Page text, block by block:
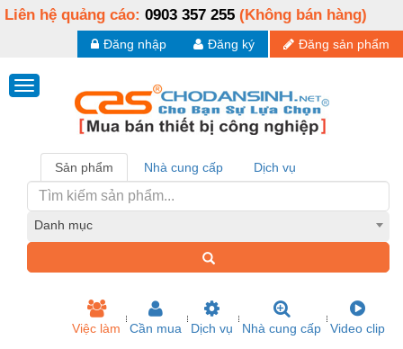
Liên hệ quảng cáo: 0903 357 255 (Không bán hàng)
Đăng sản phẩm
Đăng ký
Đăng nhập
Sản phẩm Nhà cung cấp Dịch vụ
Danh mục
Việc làm Cần mua Dịch vụ Nhà cung cấp Video clip